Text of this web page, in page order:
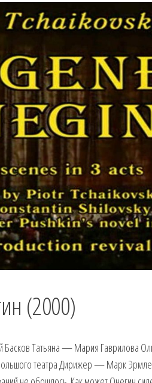
(2000)
Татьяна — Мария Гаврилова
театра Дирижер — Марк